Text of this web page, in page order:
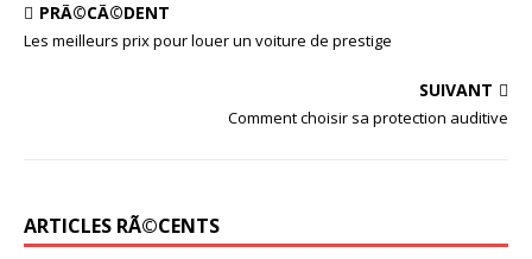
PRÃ©CÃ©DENT
Les meilleurs prix pour louer un voiture de prestige
SUIVANT
Comment choisir sa protection auditive
ARTICLES RÃ©CENTS